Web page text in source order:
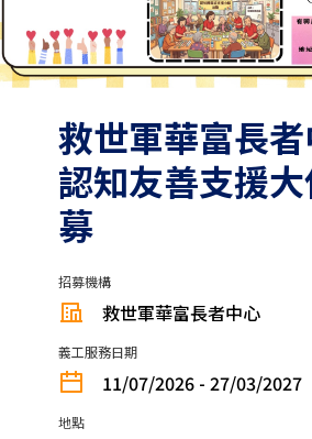
救世軍華富長
認知友善支援
募
招募機構
救世軍華富長者中心
義工服務日期
11/07/2026 - 27/03/2027
地點